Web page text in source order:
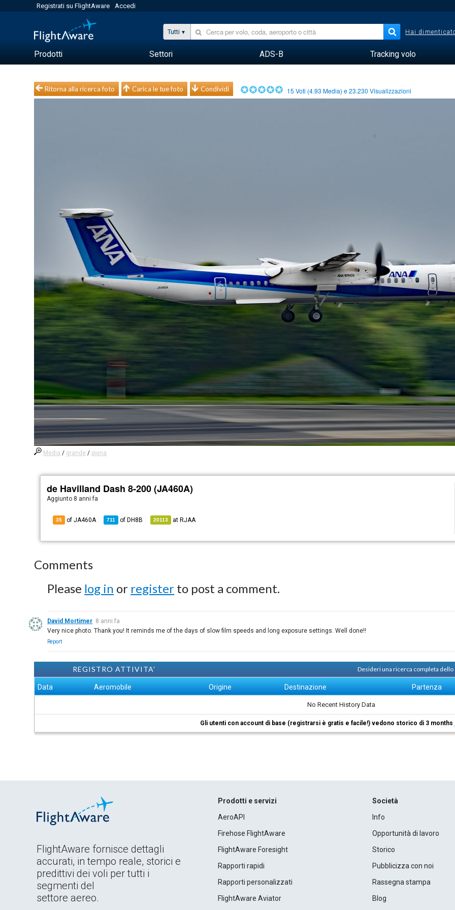
Registrati su FlightAware Accedi
Tutti Hai
Prodotti Settori ADS-B Tracking volo
Ritorna alla ricerca foto Carica le tue foto Condividi 15 Voti (4.93 Media) e23.230 Visualizzazioni
Media / grande / piena
de Havilland Dash 8-200 (JA460A)
Aggiunto 8 anni fa
35 of JA460A 711 of DH8B 20113 at RJAA
Comments
Please log in or register to post a comment.
David Mortimer 8 anni fa
Very nice photo. Thank you! It reminds me of the days of slow film speeds and long exposure settings. Well done!!
Report
REGISTRO ATTIVITA' Desideri una ricerca completa
Data Aeromobile Origine Destinazione Partenza
No Recent History Data
Gli utenti con account di base (registrarsi è gratis e facile!) vedono storico di 3 months
FlightAware fornisce dettagli
accurati, in tempo reale, storici e
predittivi dei voli per tutti i
segmenti del
settore aereo.
Prodotti e servizi
AeroAPI
Firehose FlightAware
FlightAware Foresight
Rapporti rapidi
Rapporti personalizzati
FlightAware Aviator
Società
Info
Opportunità di lavoro
Storico
Pubblicizza con noi
Rassegna stampa
Blog